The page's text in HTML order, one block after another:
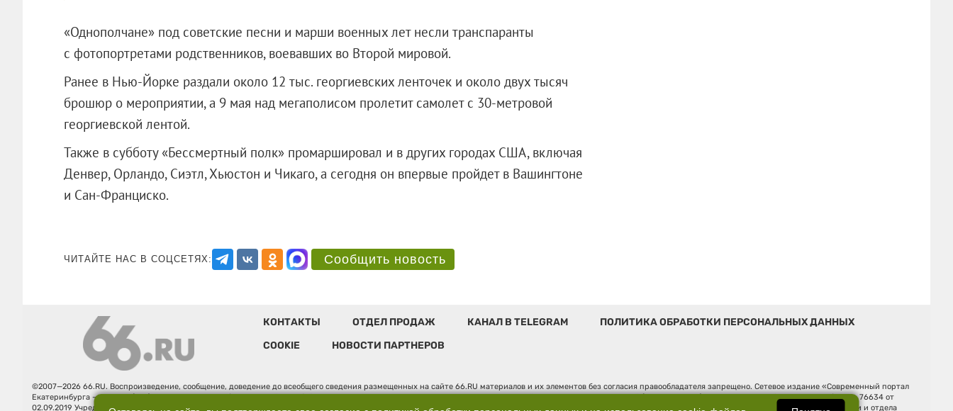
«Однополчане» под советские песни и марши военных лет несли транспаранты
с фотопортретами родственников, воевавших во Второй мировой.
Ранее в Нью-Йорке раздали около 12 тыс. георгиевских ленточек и около двух тысяч
брошюр о мероприятии, а 9 мая над мегаполисом пролетит самолет с 30-метровой
георгиевской лентой.
Также в субботу «Бессмертный полк» промаршировал и в других городах США, включая
Денвер, Орландо, Сиэтл, Хьюстон и Чикаго, а сегодня он впервые пройдет в Вашингтоне
и Сан-Франциско.
ЧИТАЙТЕ НАС В СОЦСЕТЯХ: Сообщить новость
КОНТАКТЫ ОТДЕЛ ПРОДАЖ КАНАЛ В TELEGRAM
ПОЛИТИКА ОБРАБОТКИ ПЕРСОНАЛЬНЫХ ДАННЫХ
COOKIE
НОВОСТИ ПАРТНЕРОВ
©2007—2026 66.RU. Воспроизведение, сообщение, доведение до всеобщего сведения размещенных на сайте 66.RU материалов и их элементов без согласия правообладателя запрещено. Сетевое издание «Современный портал
Екатеринбурга — «66.ru» (18+) зарегистрировано Федеральной службой по надзору в сфере связи, информационных технологий и массовых коммуникаций (Роскомнадзор). Регистрационный номер ЭЛ № ФС 77 - 76634 от
02.09.2019 Учредитель: Общество с ограниченной ответственностью "66.ру". Юридический адрес: 620014, Свердловская обл., г. Екатеринбург, ул. Бориса Ельцина, строение 3, оф. 7015 Фактический адрес редакции и отдела